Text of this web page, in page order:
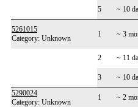
5 ~ 10
5261015
Category: Unknown
1 ~ 3
2
~ 11
3 ~ 10
5290024
Category: Unknown
1 ~ 2